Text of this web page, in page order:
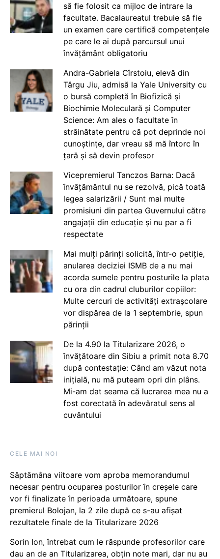
să fie folosit ca mijloc de intrare la
facultate. Bacalaureatul trebuie să fie
un examen care certifică competențele
pe care le ai după parcursul unui
învățământ obligatoriu
Andra-Gabriela Cîrstoiu, elevă din
Târgu Jiu, admisă la Yale University cu
o bursă completă în Biofizică și
Biochimie Moleculară și Computer
Science: Am ales o facultate în
străinătate pentru că pot deprinde noi
cunoștințe, dar vreau să mă întorc în
țară și să devin profesor
Vicepremierul Tanczos Barna: Dacă
învățământul nu se rezolvă, pică toată
legea salarizării / Sunt mai multe
promisiuni din partea Guvernului către
angajații din educație și nu par a fi
respectate
Mai mulți părinți solicită, într-o petiție,
anularea deciziei ISMB de a nu mai
acorda sumele pentru posturile la plata
cu ora din cadrul cluburilor copiilor:
Multe cercuri de activități extrașcolare
vor dispărea de la 1 septembrie, spun
părinții
De la 4.90 la Titularizare 2026, o
învățătoare din Sibiu a primit nota 8.70
după contestație: Când am văzut nota
inițială, nu mă puteam opri din plâns.
Mi-am dat seama că lucrarea mea nu a
fost corectată în adevăratul sens al
cuvântului
CELE MAI NOI
Săptămâna viitoare vom aproba memorandumul
necesar pentru ocuparea posturilor în creșele care
vor fi finalizate în perioada următoare, spune
premierul Bolojan, la 2 zile după ce s-au afișat
rezultatele finale de la Titularizare 2026
Sorin Ion, întrebat cum le răspunde profesorilor care
dau an de an Titularizarea, obțin note mari, dar nu au